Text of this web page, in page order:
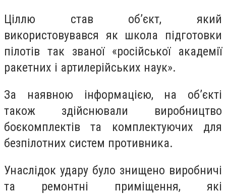
Ціллю став об’єкт, який
використовувався як школа підготовки
пілотів так званої «російської академії
ракетних і артилерійських наук».
За наявною інформацією, на об’єкті
також здійснювали виробництво
боєкомплектів та комплектуючих для
безпілотних систем противника.
Унаслідок удару було знищено виробничі
та ремонтні приміщення, які